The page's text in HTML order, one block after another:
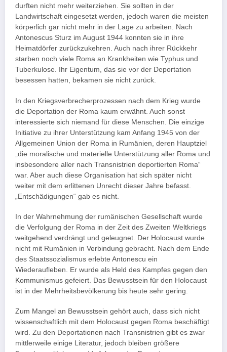
durften nicht mehr weiterziehen. Sie sollten in der
Landwirtschaft eingesetzt werden, jedoch waren die meisten
körperlich gar nicht mehr in der Lage zu arbeiten. Nach
Antonescus Sturz im August 1944 konnten sie in ihre
Heimatdörfer zurückzukehren. Auch nach ihrer Rückkehr
starben noch viele Roma an Krankheiten wie Typhus und
Tuberkulose. Ihr Eigentum, das sie vor der Deportation
besessen hatten, bekamen sie nicht zurück.
In den Kriegsverbrecherprozessen nach dem Krieg wurde
die Deportation der Roma kaum erwähnt. Auch sonst
interessierte sich niemand für diese Menschen. Die einzige
Initiative zu ihrer Unterstützung kam Anfang 1945 von der
Allgemeinen Union der Roma in Rumänien, deren Hauptziel
„die moralische und materielle Unterstützung aller Roma und
insbesondere aller nach Transnistrien deportierten Roma“
war. Aber auch diese Organisation hat sich später nicht
weiter mit dem erlittenen Unrecht dieser Jahre befasst.
„Entschädigungen“ gab es nicht.
In der Wahrnehmung der rumänischen Gesellschaft wurde
die Verfolgung der Roma in der Zeit des Zweiten Weltkriegs
weitgehend verdrängt und geleugnet. Der Holocaust wurde
nicht mit Rumänien in Verbindung gebracht. Nach dem Ende
des Staatssozialismus erlebte Antonescu ein
Wiederaufleben. Er wurde als Held des Kampfes gegen den
Kommunismus gefeiert. Das Bewusstsein für den Holocaust
ist in der Mehrheitsbevölkerung bis heute sehr gering.
Zum Mangel an Bewusstsein gehört auch, dass sich nicht
wissenschaftlich mit dem Holocaust gegen Roma beschäftigt
wird. Zu den Deportationen nach Transnistrien gibt es zwar
mittlerweile einige Literatur, jedoch bleiben größere